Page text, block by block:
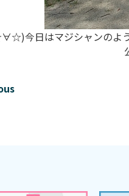
今日はマジシャンのよ